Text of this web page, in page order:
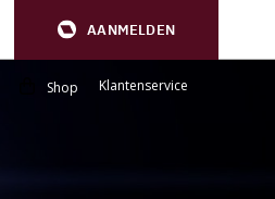
AANMELDEN
Shop Klantenservice